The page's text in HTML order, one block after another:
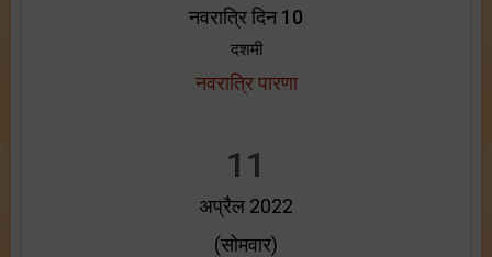
नवरात्रि दिन 10
दशमी
नवरात्रि पारणा
11
अप्रैल 2022
(सोमवार)